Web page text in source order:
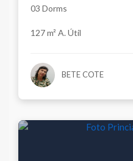
03 Dorms
127 m² A. Útil
BETE COTE